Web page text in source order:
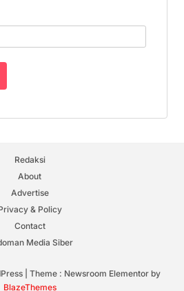
Redaksi
About
Advertise
& Policy
Contact
Media Siber
Theme : Newsroom Elementor by
BlazeThemes